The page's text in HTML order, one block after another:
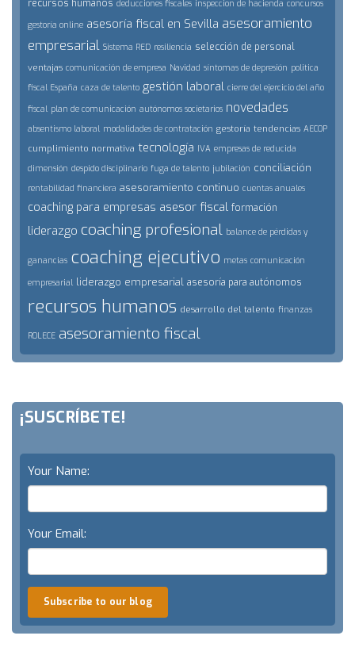
recursos humanos deducciones fiscales inspeccion de hacienda concursos
gestoría online asesoría fiscal en Sevilla asesoramiento
empresarial Sistema RED resiliencia selección de personal
ventajas comunicación de empresa Navidad síntomas de depresión politica
fiscal España caza de talento gestión laboral cierre del ejercicio del año
fiscal plan de comunicación autónomos societarios novedades
absentismo laboral modalidades de contratación gestoría tendencias AECOP
cumplimiento normativa tecnología IVA empresas de reducida
dimensión despido disciplinario fuga de talento jubilación conciliación
rentabilidad financiera asesoramiento continuo cuentas anuales
coaching para empresas asesor fiscal formación
liderazgo coaching profesional balance de pérdidas y
ganancias coaching ejecutivo metas comunicación
empresarial liderazgo empresarial asesoría para autónomos
recursos humanos desarrollo del talento finanzas
ROLECE asesoramiento fiscal
¡SUSCRÍBETE!
Your Name:
Your Email:
Subscribe to our blog